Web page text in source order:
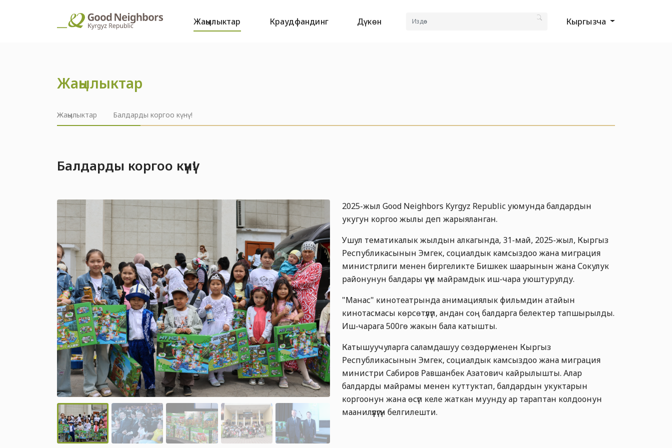
Жаңылыктар Краудфандинг Дүкөн Кыргызча
Жаңылыктар
Жаңылыктар Балдарды коргоо күнү!
Балдарды коргоо күнү!
2025-жыл Good Neighbors Kyrgyz Republic уюмунда балдардын
укугун коргоо жылы деп жарыяланган.
Ушул тематикалык жылдын алкагында, 31-май, 2025-жыл, Кыргыз
Республикасынын Эмгек, социалдык камсыздоо жана миграция
министрлиги менен биргеликте Бишкек шаарынын жана Сокулук
районунун балдары үчүн майрамдык иш-чара уюштурулду.
"Манас" кинотеатрында анимациялык фильмдин атайын
кинотасмасы көрсөтүлүп, андан соң балдарга белектер тапшырылды.
Иш-чарага 500гө жакын бала катышты.
Катышуучуларга саламдашуу сөздөрү менен Кыргыз
Республикасынын Эмгек, социалдык камсыздоо жана миграция
министри Сабиров Равшанбек Азатович кайрылышты. Алар
балдарды майрамы менен куттуктап, балдардын укуктарын
коргоонун жана өсүп келе жаткан муунду ар тараптан колдоонун
маанилүүлүгүн белгилешти.